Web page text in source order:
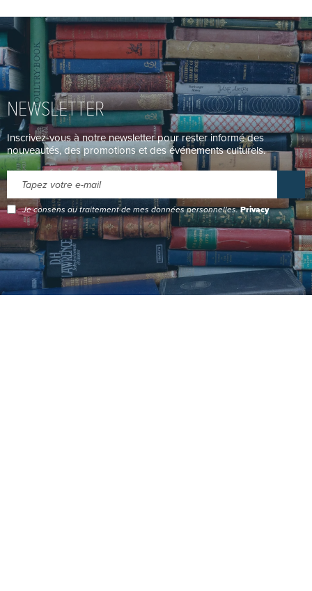
NEWSLETTER
Inscrivez-vous à notre newsletter pour rester informé des
nouveautés, des promotions et des événements culturels.
Je consens au traitement de mes données personnelles.Privacy